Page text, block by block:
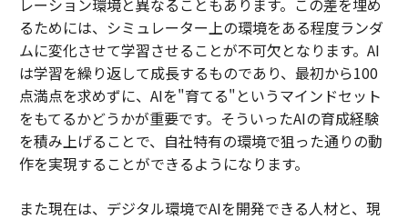
レーション環境と異なることもあります。この差を埋め
るためには、シミュレーター上の環境をある程度ランダ
ムに変化させて学習させることが不可欠となります。AI
は学習を繰り返して成長するものであり、最初から100
点満点を求めずに、AIを"育てる"というマインドセット
をもてるかどうかが重要です。そういったAIの育成経験
を積み上げることで、自社特有の環境で狙った通りの動
作を実現することができるようになります。
また現在は、デジタル環境でAIを開発できる人材と、現